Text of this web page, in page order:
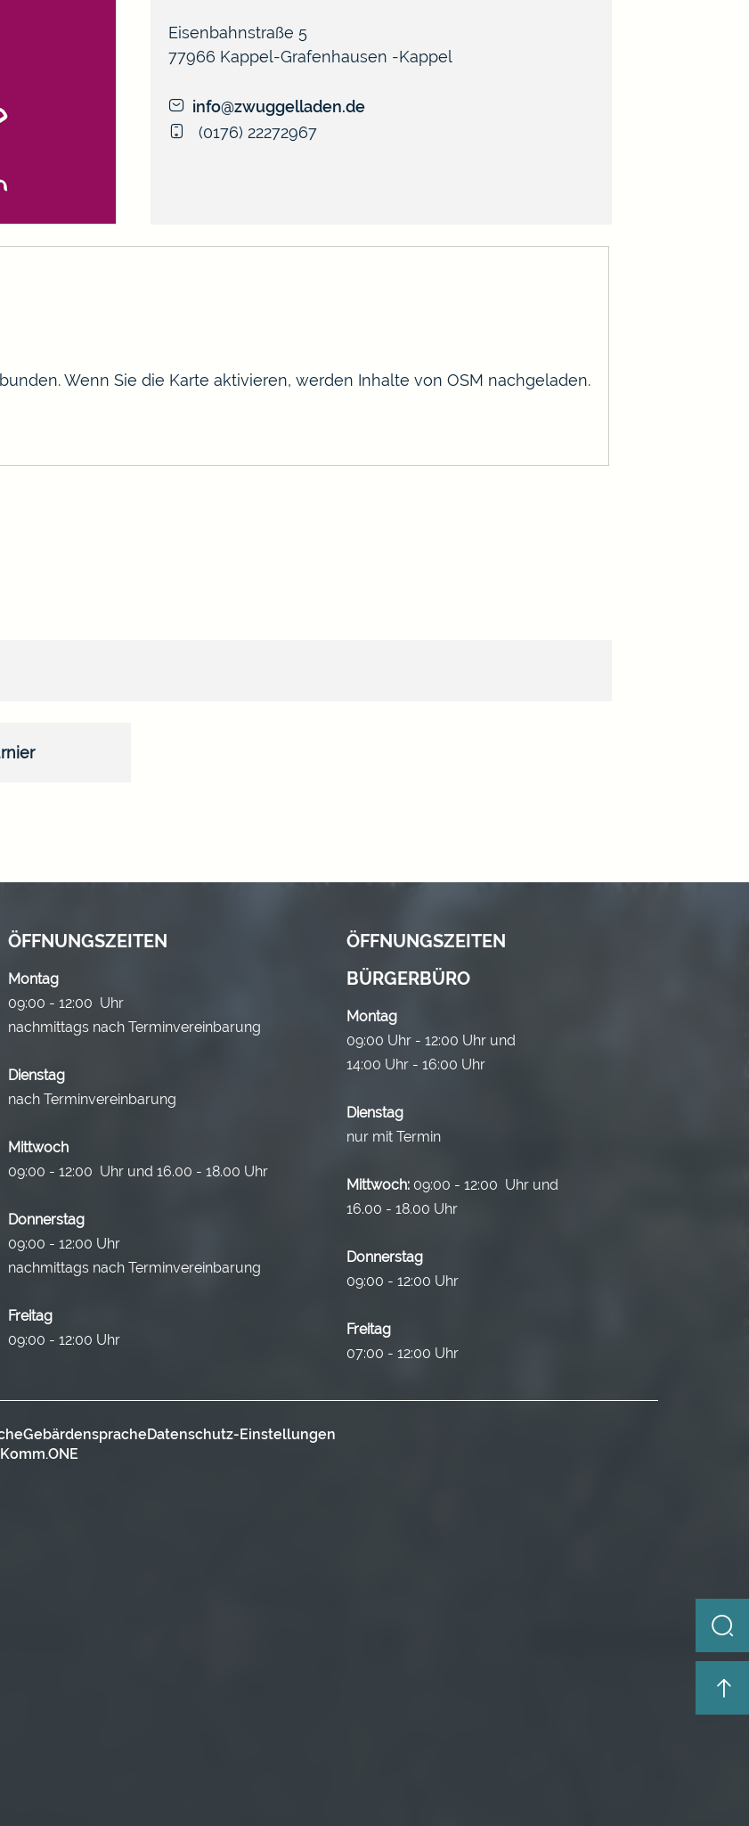
Kappel
Eisenbahnstraße 5
77966 Kappel-Grafenhausen
info@zwuggelladen.de
(0176) 22272967
Wenn Sie die Karte aktivieren, werden Inhalte von OSM nachgeladen.
ÖFFNUNGSZEITEN
Montag
09:00 - 12:00 Uhr
nachmittags nach Terminvereinbarung
Dienstag
nach Terminvereinbarung
Mittwoch
09:00 - 12:00 Uhr und 16.00 - 18.00 Uhr
Donnerstag
09:00 - 12:00 Uhr
nachmittags nach Terminvereinbarung
Freitag
09:00 - 12:00 Uhr
ÖFFNUNGSZEITEN
BÜRGERBÜRO
Montag
09:00 Uhr - 12:00 Uhr und
14:00 Uhr - 16:00 Uhr
Dienstag
nur mit Termin
Mittwoch: 09:00 - 12:00 Uhr und
16.00 - 18.00 Uhr
Donnerstag
09:00 - 12:00 Uhr
Freitag
07:00 - 12:00 Uhr
GebärdenspracheDatenschutz-Einstellungen
Komm.ONE